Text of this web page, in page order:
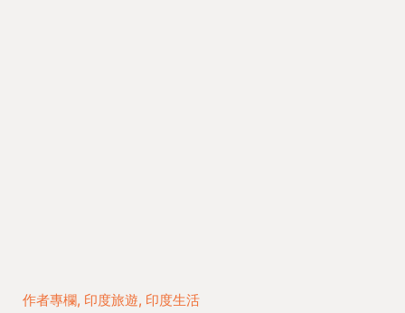
作者專欄, 印度旅遊, 印度生活